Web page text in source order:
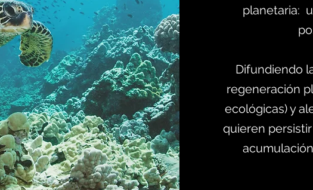
planetaria:
Difundiendo
regeneración
ecológicas) y
quieren